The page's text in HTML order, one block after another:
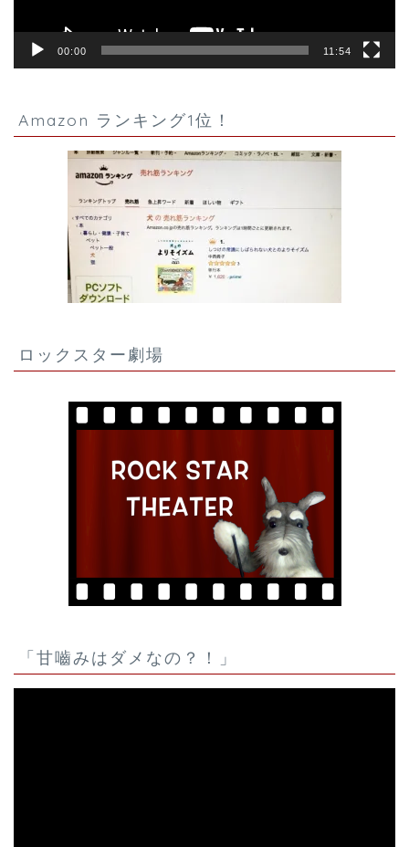
00:00 11:54
Amazon ランキング1位！
ロックスター劇場
「甘嚙みはダメなの？！」